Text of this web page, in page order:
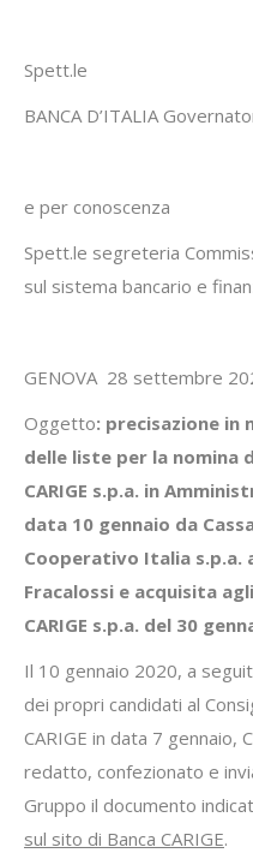
Spett.le
BANCA D’ITALIA
e per conoscenza
Spett.le segreteria
sul sistema bancario e
GENOVA 28 settembre
Oggetto: precisazione in
delle liste per la nomina
CARIGE s.p.a. in
data 10 gennaio da
Cooperativo Italia s.p.a.
Fracalossi e acquisita
CARIGE s.p.a. del 30
Il 10 gennaio 2020, a
dei propri candidati al
CARIGE in data 7 gennaio,
redatto, confezionato e
Gruppo il documento
sul sito di Banca CARIGE.